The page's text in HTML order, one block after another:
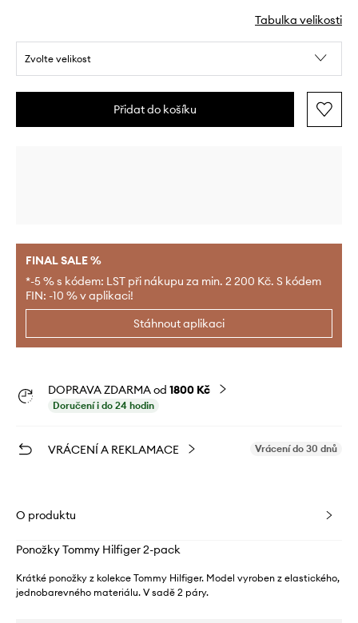
Tabulka velikosti
Zvolte velikost
Přidat do košíku
FINAL SALE %
*-5 % s kódem: LST při nákupu za min. 2 200 Kč. S kódem
FIN: -10 % v aplikaci!
Stáhnout aplikaci
DOPRAVA ZDARMA od 1800 Kč
Doručení i do 24 hodin
VRÁCENÍ A REKLAMACE Vrácení do 30 dnů
O produktu
Ponožky Tommy Hilfiger 2-pack
Krátké ponožky z kolekce Tommy Hilfiger. Model vyroben z elastického,
jednobarevného materiálu. V sadě 2 páry.